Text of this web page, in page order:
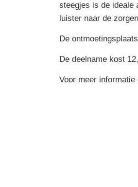
steegjes is de ideale
luister naar de
De
De deelname kost
Voor meer